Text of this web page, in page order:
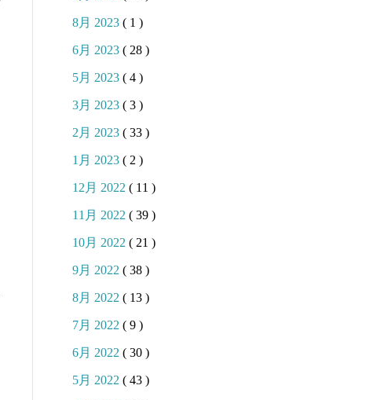
8月 2023 ( 1 )
6月 2023 ( 28 )
5月 2023 ( 4 )
3月 2023 ( 3 )
2月 2023 ( 33 )
1月 2023 ( 2 )
12月 2022 ( 11 )
11月 2022 ( 39 )
10月 2022 ( 21 )
9月 2022 ( 38 )
8月 2022 ( 13 )
7月 2022 ( 9 )
6月 2022 ( 30 )
5月 2022 ( 43 )